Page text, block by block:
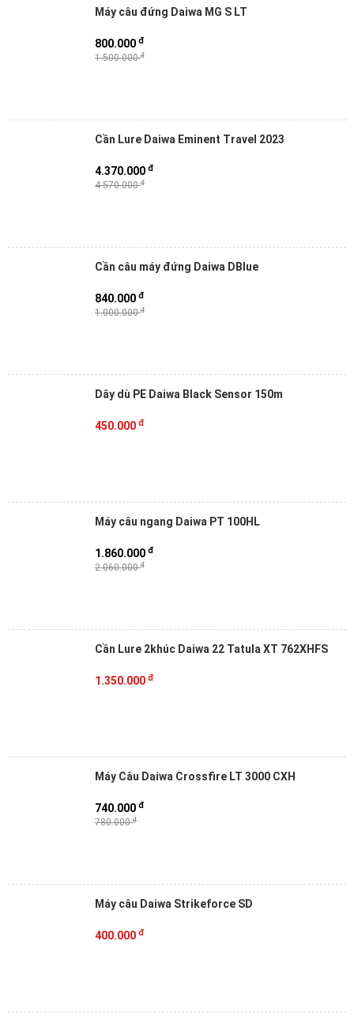
Máy câu đứng Daiwa MG S LT
1.500.000đ
800.000 đ
Cần Lure Daiwa Eminent Travel 2023
4.570.000đ
4.370.000 đ
Cần câu máy đứng Daiwa DBlue
1.000.000đ
840.000 đ
Dây dù PE Daiwa Black Sensor 150m
450.000 đ
Máy câu ngang Daiwa PT 100HL
2.060.000đ
1.860.000 đ
Cần Lure 2khúc Daiwa 22 Tatula XT 762XHFS
1.350.000 đ
Máy Câu Daiwa Crossfire LT 3000 CXH
780.000đ
740.000 đ
Máy câu Daiwa Strikeforce SD
400.000 đ